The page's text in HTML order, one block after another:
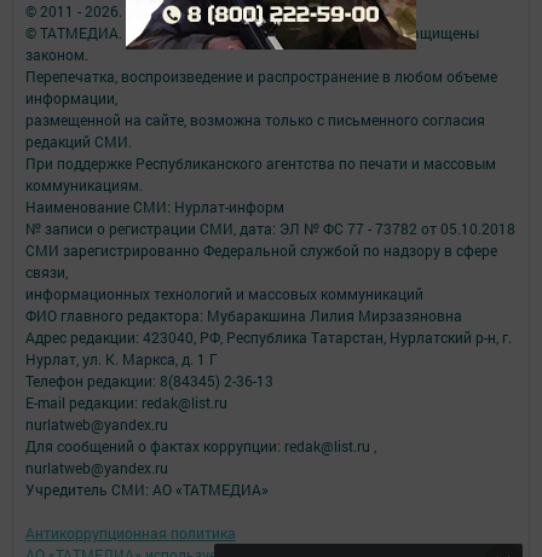
© 2011 - 2026. Нурлат-⁠информ. Все права защищены.
© ТАТМЕДИА. Все материалы, размещенные на сайте, защищены
законом.
Перепечатка, воспроизведение и распространение в любом объеме
информации,
размещенной на сайте, возможна только с письменного согласия
редакций СМИ.
При поддержке Республиканского агентства по печати и массовым
коммуникациям.
Наименование СМИ: Нурлат-⁠информ
№ записи о регистрации СМИ, дата: ЭЛ № ФС 77 -⁠ 73782 от 05.10.2018
СМИ зарегистрированно Федеральной службой по надзору в сфере
связи,
информационных технологий и массовых коммуникаций
ФИО главного редактора: Мубаракшина Лилия Мирзазяновна
Адрес редакции: 423040, РФ, Республика Татарстан, Нурлатский р-н, г.
Нурлат, ул. К. Маркса, д. 1 Г
Телефон редакции: 8(84345) 2-36-13
E-mail редакции: redak@list.ru
nurlatweb@yandex.ru
Для сообщений о фактах коррупции: redak@list.ru ,
nurlatweb@yandex.ru
Учредитель СМИ: АО «ТАТМЕДИА»
Антикоррупционная политика